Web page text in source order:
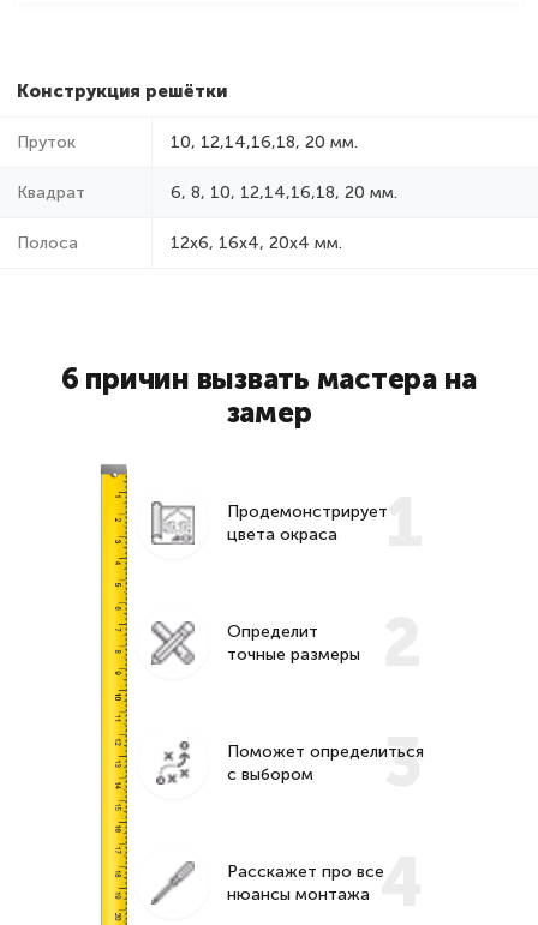
Конструкция решётки
Пруток 10, 12,14,16,18, 20 мм.
Квадрат 6, 8, 10, 12,14,16,18, 20 мм.
Полоса 12x6, 16x4, 20x4 мм.
6 причин вызвать мастера на
замер
1
Продемонстрирует
цвета окраса
Определит
точные размеры
3
Поможет определиться
с выбором
4
Расскажет про все
нюансы монтажа